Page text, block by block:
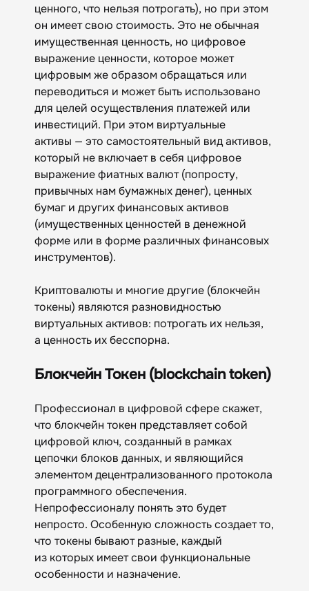
ценного, что нельзя потрогать), но при этом
он имеет свою стоимость. Это не обычная
имущественная ценность, но цифровое
выражение ценности, которое может
цифровым же образом обращаться или
переводиться и может быть использовано
для целей осуществления платежей или
инвестиций. При этом виртуальные
активы — это самостоятельный вид активов,
который не включает в себя цифровое
выражение фиатных валют (попросту,
привычных нам бумажных денег), ценных
бумаг и других финансовых активов
(имущественных ценностей в денежной
форме или в форме различных финансовых
инструментов).
Криптовалюты и многие другие (блокчейн
токены) являются разновидностью
виртуальных активов: потрогать их нельзя,
а ценность их бесспорна.
Блокчейн Токен (blockchain token)
Профессионал в цифровой сфере скажет,
что блокчейн токен представляет собой
цифровой ключ, созданный в рамках
цепочки блоков данных, и являющийся
элементом децентрализованного протокола
программного обеспечения.
Непрофессионалу понять это будет
непросто. Особенную сложность создает то,
что токены бывают разные, каждый
из которых имеет свои функциональные
особенности и назначение.